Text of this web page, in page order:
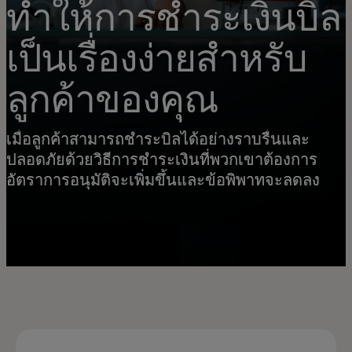
ทำให้การชำระเงินบิล
เป็นเรื่องง่ายสำหรับ
ลูกค้าของคุณ
เมื่อลูกค้าสามารถชำระบิลได้อย่างราบรื่นและ
ปลอดภัยด้วยวิธีการชำระเงินที่พวกเขาต้องการ
อัตราการอนุมัติจะเพิ่มขึ้นและข้อพิพาทจะลดลง